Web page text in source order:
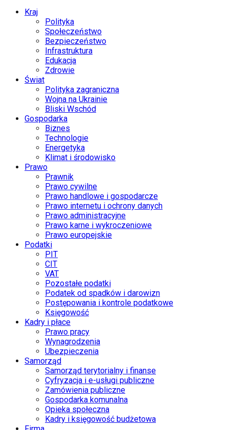
Kraj
Polityka
Społeczeństwo
Bezpieczeństwo
Infrastruktura
Edukacja
Zdrowie
Świat
Polityka zagraniczna
Wojna na Ukrainie
Bliski Wschód
Gospodarka
Biznes
Technologie
Energetyka
Klimat i środowisko
Prawo
Prawnik
Prawo cywilne
Prawo handlowe i gospodarcze
Prawo internetu i ochrony danych
Prawo administracyjne
Prawo karne i wykroczeniowe
Prawo europejskie
Podatki
PIT
CIT
VAT
Pozostałe podatki
Podatek od spadków i darowizn
Postępowania i kontrole podatkowe
Księgowość
Kadry i płace
Prawo pracy
Wynagrodzenia
Ubezpieczenia
Samorząd
Samorząd terytorialny i finanse
Cyfryzacja i e-usługi publiczne
Zamówienia publiczne
Gospodarka komunalna
Opieka społeczna
Kadry i księgowość budżetowa